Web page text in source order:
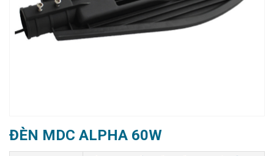
ĐÈN MDC ALPHA 60W